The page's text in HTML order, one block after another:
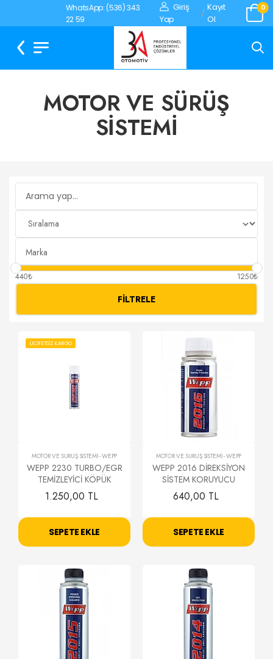
WhatsApp: (536) 343
22 59
Giriş
Yap
/
Kayıt
Ol
0
MOTOR VE SÜRÜŞ
SİSTEMİ
440₺ 1250₺
FILTRELE
ÜCRETSİZ KARGO
MOTOR VE SÜRÜŞ SİSTEMİ-WEPP
WEPP 2230 TURBO/EGR
TEMİZLEYİCİ KÖPÜK
1.250,00 TL
SEPETE EKLE
MOTOR VE SÜRÜŞ SİSTEMİ-WEPP
WEPP 2016 DİREKSİYON
SİSTEM KORUYUCU
640,00 TL
SEPETE EKLE